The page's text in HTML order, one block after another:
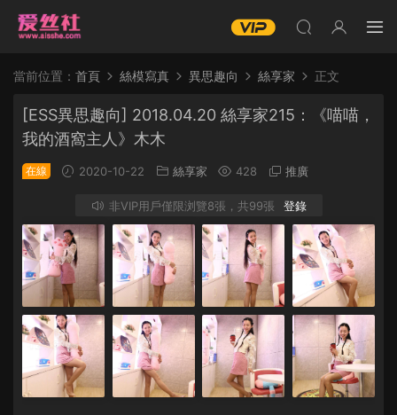
當前位置： 首頁 絲模寫真 異思趣向 絲享家 正文
[ESS異思趣向] 2018.04.20 絲享家215：《喵喵，
我的酒窩主人》木木
在線 2020-10-22 絲享家 428 推廣
非VIP用戶僅限浏覽8張，共99張 登錄